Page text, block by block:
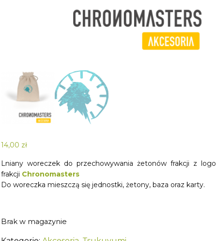
14,00 zł
Lniany woreczek do przechowywania żetonów frakcji z logo
frakcji Chronomasters
Do woreczka mieszczą się jednostki, żetony, baza oraz karty.
Brak w magazynie